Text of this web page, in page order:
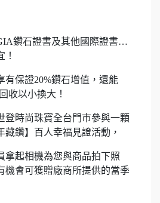
鑽石證書及其他國際證書…
有保證20%鑽石增值，還能
收以小換大！
登時尚珠寶全台門市參與一顆
藏鑽】百人幸福見證活動，
拿起相機為您與商品拍下照
機會可獲贈廠商所提供的當季